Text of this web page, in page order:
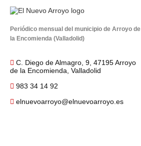
Periódico mensual del municipio de Arroyo de
la Encomienda (Valladolid)
C. Diego de Almagro, 9, 47195 Arroyo
de la Encomienda, Valladolid
983 34 14 92
elnuevoarroyo@elnuevoarroyo.es